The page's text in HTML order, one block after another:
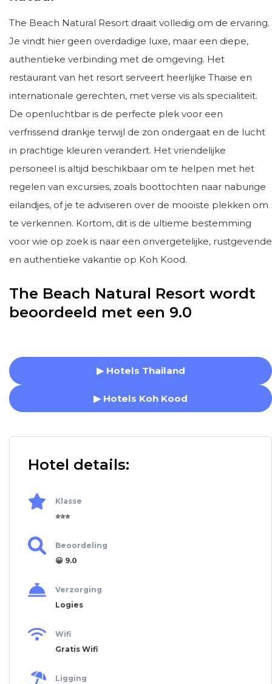
The Beach Natural Resort draait volledig om de ervaring.
Je vindt hier geen overdadige luxe, maar een diepe,
authentieke verbinding met de omgeving. Het
restaurant van het resort serveert heerlijke Thaise en
internationale gerechten, met verse vis als specialiteit.
De openluchtbar is de perfecte plek voor een
verfrissend drankje terwijl de zon ondergaat en de lucht
in prachtige kleuren verandert. Het vriendelijke
personeel is altijd beschikbaar om te helpen met het
regelen van excursies, zoals boottochten naar naburige
eilandjes, of je te adviseren over de mooiste plekken om
te verkennen. Kortom, dit is de ultieme bestemming
voor wie op zoek is naar een onvergetelijke, rustgevende
en authentieke vakantie op Koh Kood.
The Beach Natural Resort wordt
beoordeeld met een 9.0
▶ Hotels Thailand
▶ Hotels Koh Kood
Hotel details:
Klasse
⭐⭐⭐
Beoordeling
😀 9.0
Verzorging
Logies
Wifi
Gratis Wifi
Ligging